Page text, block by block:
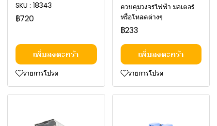
SKU : 18343
฿720
เพิ่มลงตะกร้า
รายการโปรด
ควบคุมวงจรไฟฟ้า มอเตอร์
หรือโหลดต่างๆ
฿233
เพิ่มลงตะกร้า
รายการโปรด